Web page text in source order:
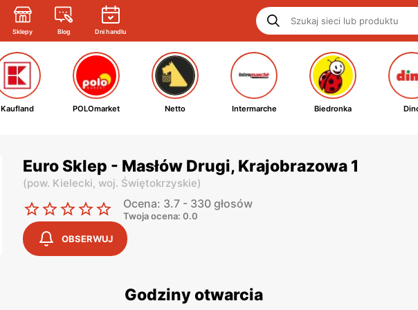
Sklepy Blog Dni handlu
Kaufland POLOmarket Netto Intermarche Biedronka
Euro Sklep - Masłów Drugi, Krajobrazowa 1
(pow. Kielecki, woj. Świętokrzyskie)
Ocena: 3.7 - 330 głosów
Twoja ocena: 0.0
OBSERWUJ
Godziny otwarcia